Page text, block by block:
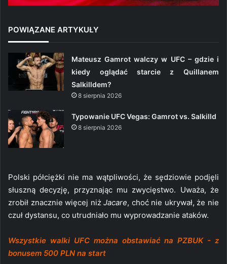
POWIĄZANE ARTYKUŁY
Mateusz Gamrot walczy w UFC – gdzie i
kiedy oglądać starcie z Quillanem
Salkilldem?
8 sierpnia 2026
Typowanie UFC Vegas: Gamrot vs. Salkilld
8 sierpnia 2026
Polski półciężki nie ma wątpliwości, że sędziowie podjęli
słuszną decyzję, przyznając mu zwycięstwo. Uważa, że
zrobił znacznie więcej niżJacare, choć nie ukrywał, że nie
czuł dystansu, co utrudniało mu wyprowadzanie ataków.
Wszystkie walki UFC można obstawiać na PZBUK - z
bonusem 500 PLN na start